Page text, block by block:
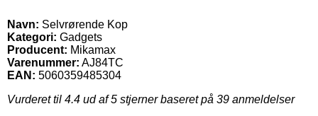
Navn: Selvrørende Kop
Kategori: Gadgets
Producent: Mikamax
Varenummer: AJ84TC
EAN: 5060359485304
Vurderet til 4.4 ud af 5 stjerner baseret på 39 anmeldelser